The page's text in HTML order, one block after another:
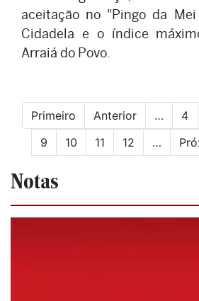
aceitação no "Pingo da
Cidadela e o índice
Arraiá do Povo.
Primeiro Anterior … 4
9
10 11 12 …
Notas